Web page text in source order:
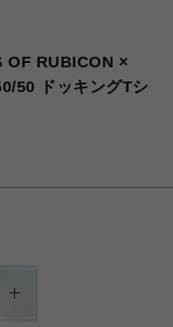
OF RUBICON ×
50 ドッキングTシ